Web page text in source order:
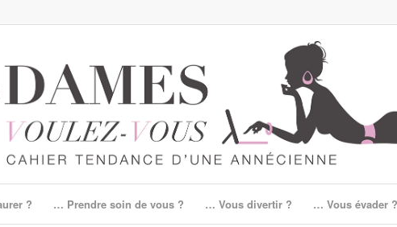
? … Prendre soin de vous ? … Vous divertir ? … Vous évader ?